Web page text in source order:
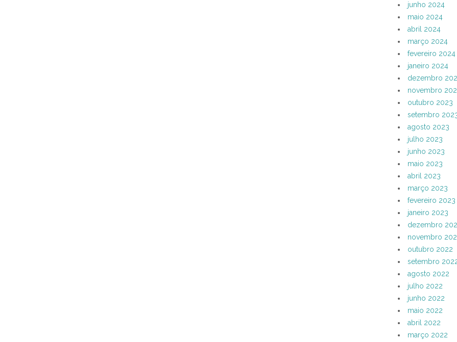
junho 2024
maio 2024
abril 2024
março 2024
fevereiro 2024
janeiro 2024
dezembro
novembro
outubro 2023
setembro
agosto 2023
julho 2023
junho 2023
maio 2023
abril 2023
março 2023
fevereiro 2023
janeiro 2023
dezembro
novembro
outubro 2022
setembro
agosto 2022
julho 2022
junho 2022
maio 2022
abril 2022
março 2022